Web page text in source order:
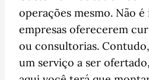
operações mesmo. Não
empresas oferecerem
ou consultorias.
um serviço a ser